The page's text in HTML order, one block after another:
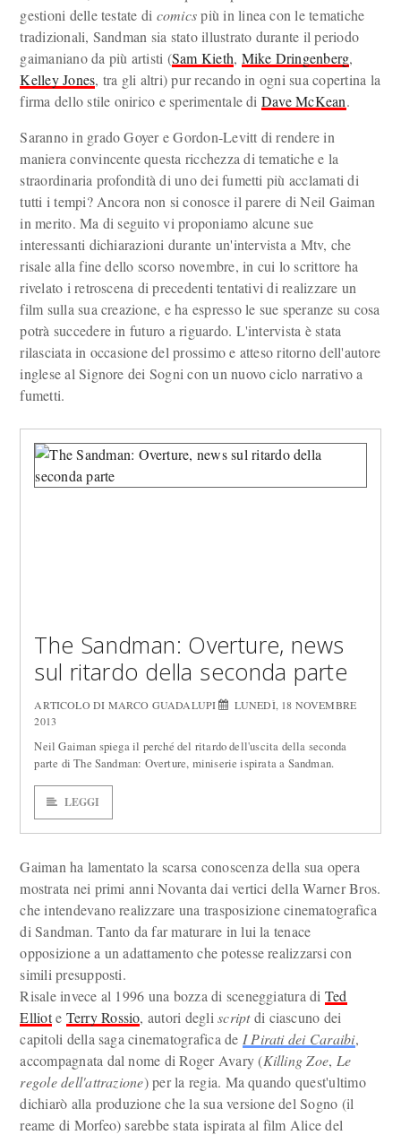
gestioni delle testate di comicspiù in linea con le tematiche
tradizionali, Sandman sia stato illustrato durante il periodo
gaimaniano da più artisti (Sam Kieth, Mike Dringenberg,
Kelley Jones, tra gli altri) pur recando in ogni sua copertina la
firma dello stile onirico e sperimentale di Dave McKean.
Saranno in grado Goyer e Gordon-Levitt di rendere in
maniera convincente questa ricchezza di tematiche e la
straordinaria profondità di uno dei fumetti più acclamati di
tutti i tempi? Ancora non si conosce il parere di Neil Gaiman
in merito. Ma di seguito vi proponiamo alcune sue
interessanti dichiarazioni durante un'intervista a Mtv, che
risale alla fine dello scorso novembre, in cui lo scrittore ha
rivelato i retroscena di precedenti tentativi di realizzare un
film sulla sua creazione, e ha espresso le sue speranze su cosa
potrà succedere in futuro a riguardo. L'intervista è stata
rilasciata in occasione del prossimo e atteso ritorno dell'autore
inglese al Signore dei Sogni con un nuovo ciclo narrativo a
fumetti.
The Sandman: Overture, news
sul ritardo della seconda parte
ARTICOLO DI MARCO GUADALUPI
LUNEDÌ, 18 NOVEMBRE
2013
Neil Gaiman spiega il perché del ritardo dell'uscita della seconda
parte di The Sandman: Overture, miniserie ispirata a Sandman.
LEGGI
Gaiman ha lamentato la scarsa conoscenza della sua opera
mostrata nei primi anni Novanta dai vertici della Warner Bros.
che intendevano realizzare una trasposizione cinematografica
di Sandman. Tanto da far maturare in lui la tenace
opposizione a un adattamento che potesse realizzarsi con
simili presupposti.
Risale invece al 1996 una bozza di sceneggiatura di Ted
Elliote Terry Rossio, autori degliscriptdi ciascuno dei
capitoli della saga cinematografica de I Pirati dei Caraibi,
accompagnata dal nome di Roger Avary (Killing Zoe, Le
regole dell'attrazione) per la regia. Ma quando quest'ultimo
dichiarò alla produzione che la sua versione del Sogno (il
reame di Morfeo) sarebbe stata ispirata al film Alice del